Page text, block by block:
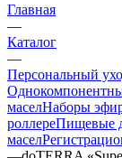
Главная
—
Каталог
—
Персональный
маселНаборы
роллереПищевые
масел